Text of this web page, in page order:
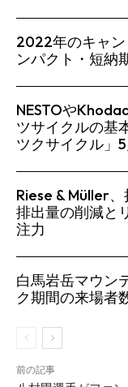
2022年のキャ
ンパクト・短
NESTOや
ツサイクルの基
ツクサイクル」
Riese & Müller
排出量の削減と
注力
白馬岩岳マウン
ク期間の来場者
前の記事